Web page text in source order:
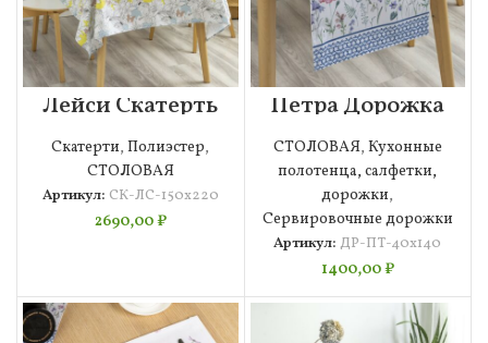
Лейси Скатерть
150х220
Скатерти,Полиэстер,
СТОЛОВАЯ
Артикул: СК-ЛС-150х220
2690,00₽
Петра Дорожка
40х140
СТОЛОВАЯ, Кухонные
полотенца, салфетки,
дорожки,
Сервировочные дорожки
Артикул:ДР-ПТ-40х140
1400,00₽